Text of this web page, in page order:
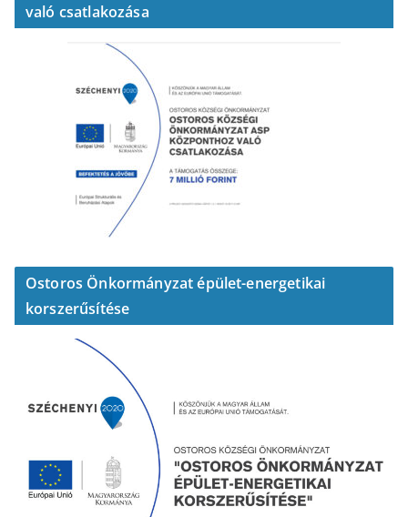
való csatlakozása
Ostoros Önkormányzat épület-energetikai
korszerűsítése